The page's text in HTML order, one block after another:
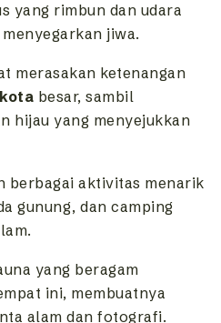
yang rimbun dan udara
jiwa.
merasakan ketenangan
kota besar, sambil
hijau yang menyejukkan
berbagai aktivitas menarik
gunung, dan camping
yang beragam
ini, membuatnya
alam dan fotografi.